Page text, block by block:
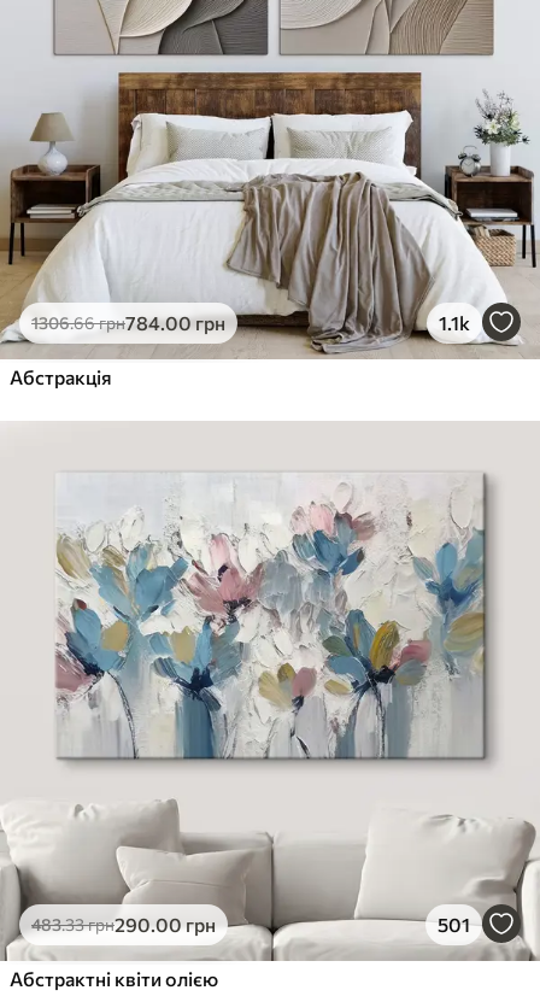
1306.66грн784.00грн 1.1k
Абстракція
483.33грн290.00грн 501
Абстрактні квіти олією